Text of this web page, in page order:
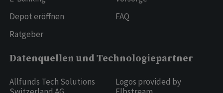
Depot eröffnen
Ratgeber
FAQ
Datenquellen und Technologiepartner
Allfunds Tech Solutions
Logos provided by